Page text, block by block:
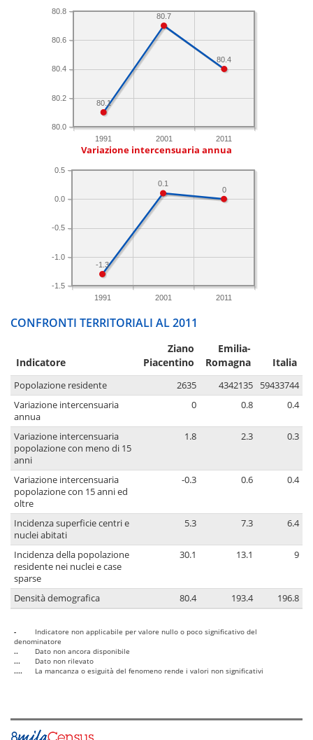
1991 2001 2011
80.0
80.2
80.4
80.6
80.8
80.4
80.7
80.1
Variazione intercensuaria annua
1991 2001 2011
-1.5
-1.0
-0.5
0.0
0.5
0
0.1
-1.3
CONFRONTI TERRITORIALI AL 2011
Indicatore
Ziano
Piacentino
Emilia-
Romagna
Italia
Popolazione residente 2635 4342135
59433744
Variazione intercensuaria
annua
0 0.8 0.4
Variazione intercensuaria
popolazione con meno di 15
anni
1.8 2.3 0.3
Variazione intercensuaria
popolazione con 15 anni ed
oltre
-0.3 0.6 0.4
Incidenza superficie centri e
nuclei abitati
5.3 7.3 6.4
Incidenza della popolazione
residente nei nuclei e case
sparse
30.1 13.1 9
Densità demografica 80.4 193.4 196.8
-
Indicatore non applicabile per valore nullo o poco significativo del
denominatore
..
Dato non ancora disponibile
...
Dato non rilevato
....
La mancanza o esiguità del fenomeno rende i valori non significativi